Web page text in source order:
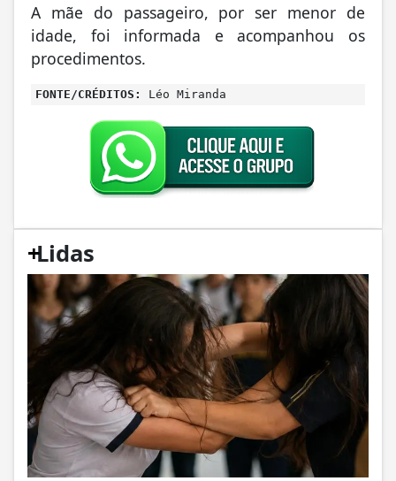
A mãe do passageiro, por ser menor de
idade, foi informada e acompanhou os
procedimentos.
FONTE/CRÉDITOS: Léo Miranda
+
Lidas